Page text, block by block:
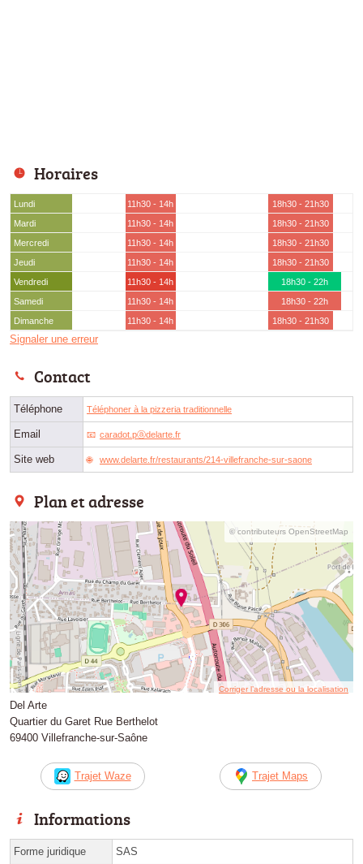
Horaires
Lundi 11h30 - 14h
18h30 - 21h30
Mardi
11h30 - 14h
18h30 - 21h30
Mercredi
11h30 - 14h
18h30 - 21h30
Jeudi
11h30 - 14h
18h30 - 21h30
Vendredi
11h30 - 14h
18h30 - 22h
Samedi
11h30 - 14h
18h30 - 22h
Dimanche
11h30 - 14h 18h30 - 21h30
Signaler une erreur
Contact
Téléphone Téléphoner à la pizzeria traditionnelle
Email caradot.pⓐdelarte.fr
Site web www.delarte.fr/restaurants/214-villefranche-sur-saone
Plan et adresse
© contributeurs OpenStreetMap
Corriger l’adresse ou la localisation
Del Arte
Quartier du Garet Rue Berthelot
69400 Villefranche-sur-Saône
Trajet Waze Trajet Maps
Informations
Forme juridique SAS